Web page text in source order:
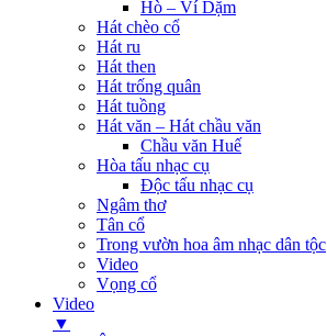
Hò – Ví Dặm
Hát chèo cổ
Hát ru
Hát then
Hát trống quân
Hát tuồng
Hát văn – Hát chầu văn
Chầu văn Huế
Hòa tấu nhạc cụ
Độc tấu nhạc cụ
Ngâm thơ
Tân cổ
Trong vườn hoa âm nhạc dân tộc
Video
Vọng cổ
Video
▼